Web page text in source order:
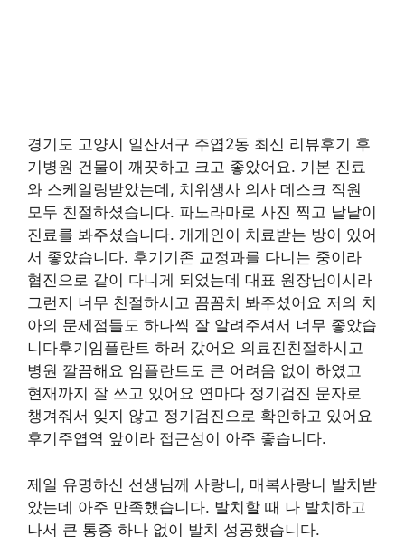
경기도 고양시 일산서구 주엽2동 최신 리뷰후기 후
기병원 건물이 깨끗하고 크고 좋았어요. 기본 진료
와 스케일링받았는데, 치위생사 의사 데스크 직원
모두 친절하셨습니다. 파노라마로 사진 찍고 낱낱이
진료를 봐주셨습니다. 개개인이 치료받는 방이 있어
서 좋았습니다. 후기기존 교정과를 다니는 중이라
협진으로 같이 다니게 되었는데 대표 원장님이시라
그런지 너무 친절하시고 꼼꼼치 봐주셨어요 저의 치
아의 문제점들도 하나씩 잘 알려주셔서 너무 좋았습
니다후기임플란트 하러 갔어요 의료진친절하시고
병원 깔끔해요 임플란트도 큰 어려움 없이 하였고
현재까지 잘 쓰고 있어요 연마다 정기검진 문자로
챙겨줘서 잊지 않고 정기검진으로 확인하고 있어요
후기주엽역 앞이라 접근성이 아주 좋습니다.
제일 유명하신 선생님께 사랑니, 매복사랑니 발치받
았는데 아주 만족했습니다. 발치할 때 나 발치하고
나서 큰 통증 하나 없이 발치 성공했습니다.